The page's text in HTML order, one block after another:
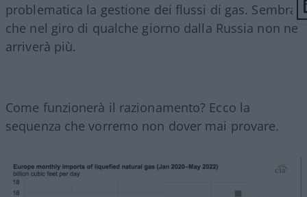
problematica la gestione dei flussi di gas. Sembra
che nel giro di qualche giorno dalla Russia non ne
arriverà più.
Come funzionerà il razionamento? Ecco la
sequenza che vorremo non dover mai provare.